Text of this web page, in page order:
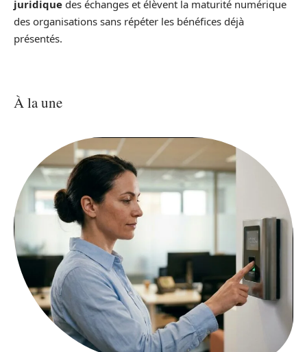
juridique des échanges et élèvent la maturité numérique
des organisations sans répéter les bénéfices déjà
présentés.
À la une